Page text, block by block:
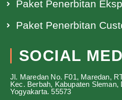
Paket Penerbitan
Paket Penerbitan
SOCIAL
Jl. Maredan No. F01, Maredan,
Kec. Berbah, Kabupaten Sleman,
Yogyakarta. 55573